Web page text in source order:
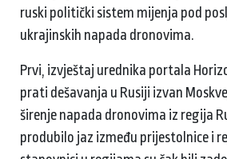
ruski politički sistem mijenja pod
ukrajinskih napada dronovima.
Prvi, izvještaj urednika portala
prati dešavanja u Rusiji izvan
širenje napada dronovima iz regija
produbilo jaz između prijestolnice i